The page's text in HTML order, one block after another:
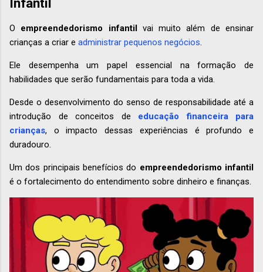
O empreendedorismo infantilvai muito além de ensinar
crianças a criar e administrar pequenos negócios.
Ele desempenha um papel essencial na formação de
habilidades que serão fundamentais para toda a vida.
Desde o desenvolvimento do senso de responsabilidade até a
introdução de conceitos de educação financeira para
crianças, o impacto dessas experiências é profundo e
duradouro.
Um dos principais benefícios do empreendedorismo infantil
é o fortalecimento do entendimento sobre dinheiro e finanças.